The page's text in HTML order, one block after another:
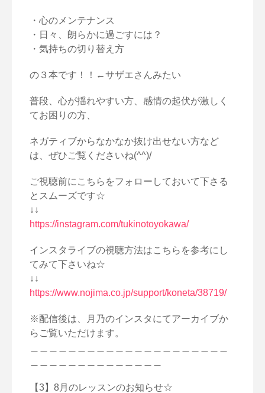
・心のメンテナンス
・日々、朗らかに過ごすには？
・気持ちの切り替え方
の３本です！！←サザエさんみたい
普段、心が揺れやすい方、感情の起伏が激しく
てお困りの方、
ネガティブからなかなか抜け出せない方など
は、ぜひご覧くださいね(^^)/
ご視聴前にこちらをフォローしておいて下さる
とスムーズです☆
↓↓
https://instagram.com/tukinotoyokawa/
インスタライブの視聴方法はこちらを参考にし
てみて下さいね☆
↓↓
https://www.nojima.co.jp/support/koneta/38719/
※配信後は、月乃のインスタにてアーカイブか
らご覧いただけます。
【3】8月のレッスンのお知らせ☆